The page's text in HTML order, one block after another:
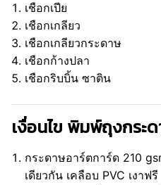
เชือกเปีย
เชือกเกลียว
เชือกเกลียวกระดาษ
เชือกก้างปลา
เชือกริบบิ้น ซาติน
เงื่อนไข พิมพ์ถุงกระ
กระดาษอาร์ตการ์ด 210
เดียวกัน เคลือบ PVC เงาฟรี